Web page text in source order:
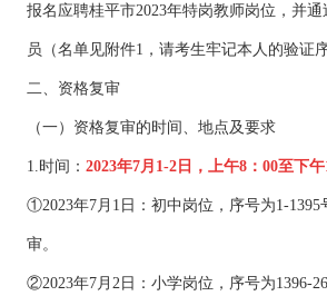
报名应聘桂平市2023年特岗教师岗位，并
员（名单见附件1 ， 请考生牢记本人的验证
二、资格复审
（一）资格复审的时间、地点及要求
1.时间： 2023年7月1-2日，上午8：00至下午
①2023年7月 1 日： 初中岗位， 序号为1-1395
审。
②2023年7月 2 日 ： 小学岗位， 序号为1396-